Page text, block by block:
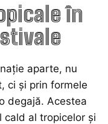
în
aparte, nu
ci și prin formele
degajă. Acestea
cald al tropicelor și